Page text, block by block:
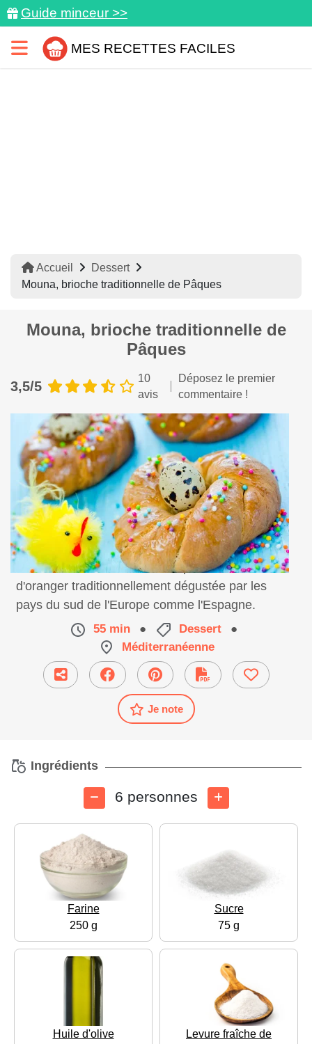
Guide minceur >>
MES RECETTES FACILES
Accueil
Dessert
Mouna, brioche traditionnelle de Pâques
Mouna, brioche traditionnelle de
Pâques
3,5/5
10
avis
Déposez le premier
commentaire !
Une délicieuse brioche de Pâques à la fleur
d'oranger traditionnellement dégustée par les
pays du sud de l'Europe comme l'Espagne.
55 min ● Dessert
●
Méditerranéenne
Je note
Ingrédients
6 personnes
Farine
250 g
Sucre
75 g
Huile d'olive
Levure fraîche de